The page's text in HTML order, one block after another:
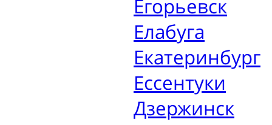
Егорьевск
Елабуга
Екатеринбург
Ессентуки
Дзержинск